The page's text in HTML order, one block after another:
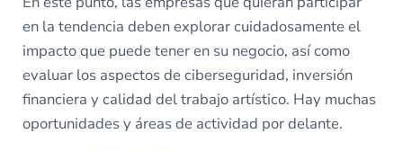
en la tendencia deben explorar cuidadosamente el
impacto que puede tener en su negocio, así como
evaluar los aspectos de ciberseguridad, inversión
financiera y calidad del trabajo artístico. Hay muchas
oportunidades y áreas de actividad por delante.